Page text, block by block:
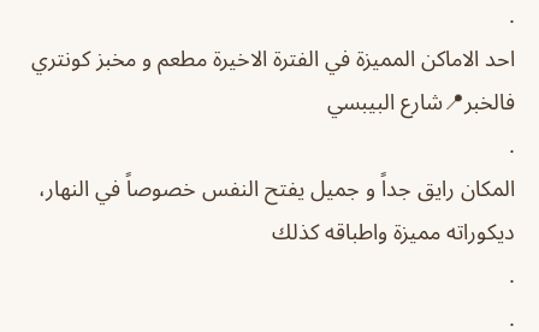
.
احد الاماكن المميزة في الفترة الاخيرة مطعم و مخبز كونتري
فالخبر📍شارع البيبسي
.
المكان رايق جداً و جميل يفتح النفس خصوصاً في النهار،
ديكوراته مميزة واطباقه كذلك
.
.